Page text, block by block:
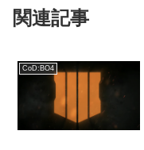
関連記事
CoD:BO4